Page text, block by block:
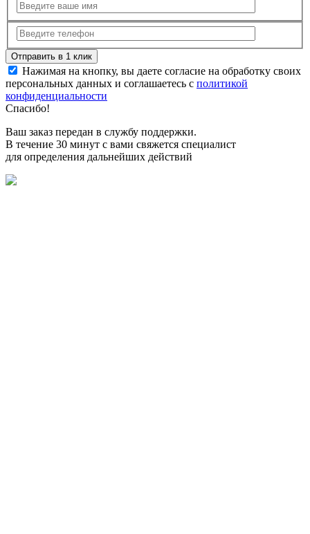
Нажимая на кнопку, вы даете согласие на обработку своих
персональных данных и соглашаетесь с политикой
конфиденциальности
Спасибо!
Ваш заказ передан в службу поддержки.
В течение 30 минут с вами свяжется специалист
для определения дальнейших действий